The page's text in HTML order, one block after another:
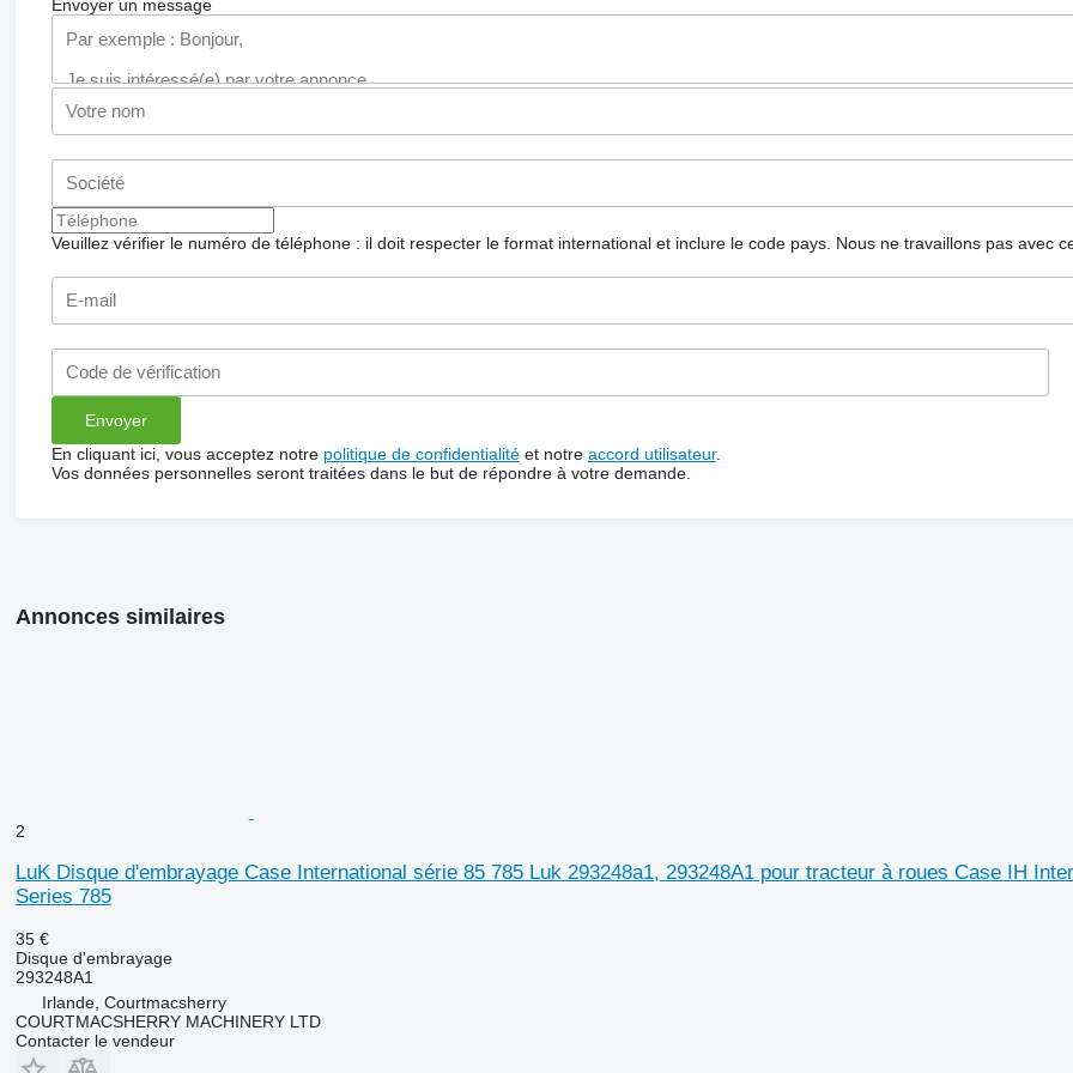
Envoyer un message
Veuillez vérifier le numéro de téléphone : il doit respecter le format international et inclure le code pays. Nous ne travaillons pas avec
En cliquant ici, vous acceptez notre politique de confidentialitéet notre accord utilisateur.
Vos données personnelles seront traitées dans le but de répondre à votre demande.
Annonces similaires
2
LuK Disque d'embrayage Case International série 85 785 Luk 293248a1, 293248A1 pour tracteur à roues Case IH
Series 785
35 €
Disque d'embrayage
293248A1
Irlande, Courtmacsherry
COURTMACSHERRY MACHINERY LTD
Contacter le vendeur